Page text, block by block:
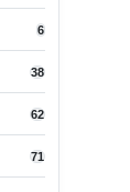
6
38
62
71